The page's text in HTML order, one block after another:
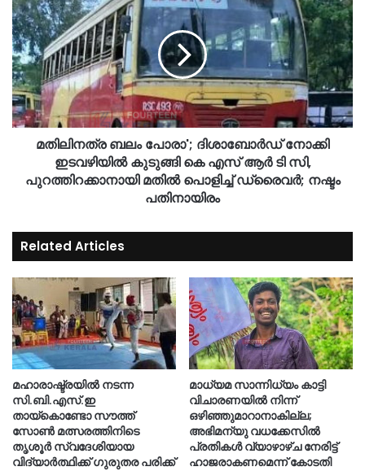
മതിലിനത്ര ബലം പോരാ'; ദിശാബോർഡ് നോക്കി
ഇടവഴിയിൽ കുടുങ്ങി കെ എസ് ആർ ടി സി,
പുറത്തിറക്കാനായി മതില്‍ പൊളിച്ച് ഡ്രൈവർ; നഷ്ടം
പതിനായിരം
Related Articles
മഹാരാഷ്ട്രയിൽ നടന്ന
സി.ബി.എസ്.ഇ
തായ്കൊണ്ടോ സൗത്ത്
സോൺ മത്സരത്തിനിടെ
തൃശൂർ സ്വദേശിയായ
വിദ്യാർത്ഥിക്ക് ഗുരുതര പരിക്ക്
മാധ്യമ സാന്നിധ്യം കാട്ടി
വിചാരണയിൽ നിന്ന്
ഒഴിഞ്ഞുമാറാനാകില്ല;
അഭിമന്യു വധക്കേസിൽ
പ്രതികൾ വ്യാഴാഴ്ച നേരിട്ട്
ഹാജരാകണമെന്ന് കോടതി